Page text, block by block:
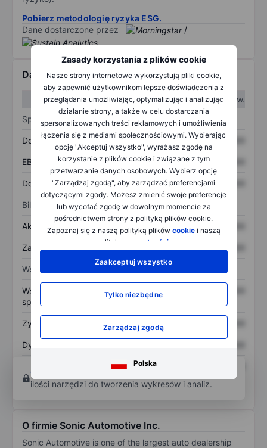
Zasady korzystania z plików cookie
Nasze strony internetowe wykorzystują pliki cookie,
aby zapewnić użytkownikom lepsze doświadczenia z
przeglądania umożliwiając, optymalizując i analizując
działanie strony, a także w celu dostarczania
spersonalizowanych treści reklamowych i umożliwienia
łączenia się z mediami społecznościowymi. Wybierając
opcję "Akceptuj wszystko", wyrażasz zgodę na
korzystanie z plików cookie i związane z tym
przetwarzanie danych osobowych. Wybierz opcję
"Zarządzaj zgodą", aby zarządzać preferencjami
dotyczącymi zgody. Możesz zmienić swoje preferencje
lub wycofać zgodę w dowolnym momencie za
pośrednictwem strony z polityką plików cookie.
Zapoznaj się z naszą polityką plików cookiei naszą
polityką
prywatności
Zaakceptuj wszystko
Tylko niezbędne
Zarządzaj zgodą
Polska
Pobierz metodologię ryzyka ESG.
Dane dostarczone przez
/
Dane finansowe
W I kw.
W II kw.
Sprawozdanie z zysków
Dochód XXXXXXX XXXXXXX
EBITDA XXXXXXX XXXXXXX
Dochód netto XXXXXXX XXXXXXX
Bilans
Aktywa ogółem XXXXXXX
Zadłużenie ogółem XXXXXXX XXXXXXX
Wskaźniki
Współczynnik cena do
sprzedaży
XXXXXXX
Zysk na akcję XXXXXXX
Dywidenda na akcję
własnego
XXXXXXX
Otwórz konto
aby uzyskać dostęp do większej
ilości narzędzi do tworzenia wykresów i analiz.
O firmie Sonic Automotive Inc.
Sonic Automotive is one of the largest auto dealership